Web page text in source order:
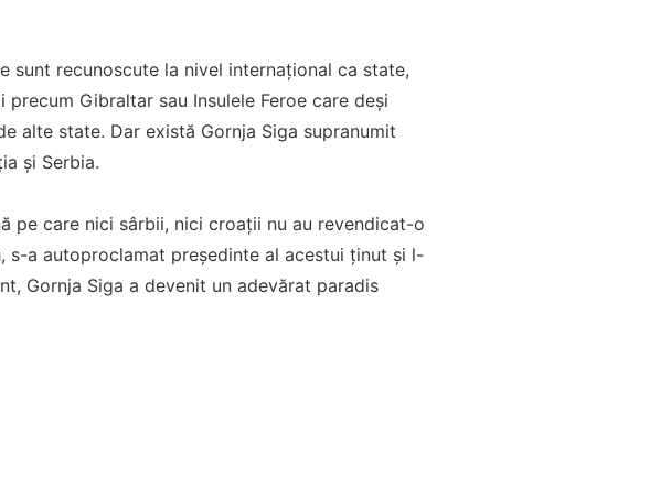
sunt recunoscute la nivel internaţional ca state,
Gibraltar sau Insulele Feroe care deşi
alte state. Dar există Gornja Siga supranumit
şi Serbia.
pe care nici sârbii, nici croaţii nu au revendicat-o
s-a autoproclamat preşedinte al acestui ţinut şi l-
Gornja Siga a devenit un adevărat paradis